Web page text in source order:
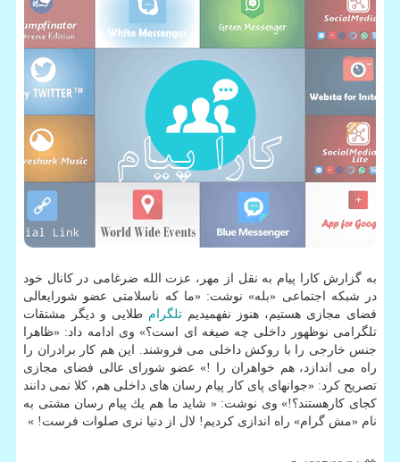
به گزارش كارا پیام به نقل از مهر، عزت الله ضرغامی در كانال خود
در شبكه اجتماعی «بله» نوشت: «ما كه ناسلامتی عضو شورایعالی
فضای مجازی هستیم، هنوز نفهمیدیم تلگرام طلایی و دیگر مشتقات
تلگرامی نوظهور داخلی چه صیغه ای است؟» وی ادامه داد: «ظاهرا
جنس خارجی را با روكش داخلی می فروشند. این هم كار برادران را
راه می اندازد، هم خواهران را !» عضو شورای عالی فضای مجازی
تصریح كرد: «جوانهای پای كار پیام رسان های داخلی هم، كلا نمی دانند
كجای كارهستند؟!» وی نوشت: « شاید ما هم یك پیام رسان مشتی به
نام «مش گرام» راه اندازی كردیم! لال از دنیا نری صلوات فرست! »